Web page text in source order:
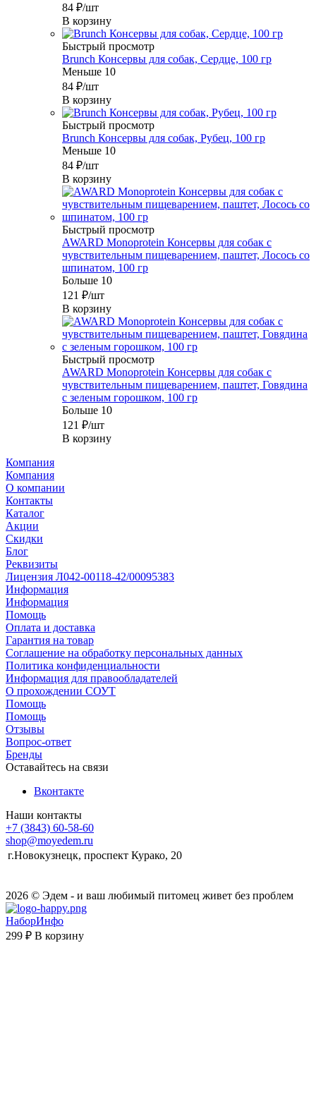
84 ₽/шт
В корзину
Быстрый просмотр
Brunch Консервы для собак, Сердце, 100 гр
Меньше 10
84 ₽/шт
В корзину
Быстрый просмотр
Brunch Консервы для собак, Рубец, 100 гр
Меньше 10
84 ₽/шт
В корзину
Быстрый просмотр
AWARD Monoprotein Консервы для собак с
чувствительным пищеварением, паштет, Лосось со
шпинатом, 100 гр
Больше 10
121 ₽/шт
В корзину
Быстрый просмотр
AWARD Monoprotein Консервы для собак с
чувствительным пищеварением, паштет, Говядина
с зеленым горошком, 100 гр
Больше 10
121 ₽/шт
В корзину
Компания
Компания
О компании
Контакты
Каталог
Акции
Скидки
Блог
Реквизиты
Лицензия Л042-00118-42/00095383
Информация
Информация
Помощь
Оплата и доставка
Гарантия на товар
Соглашение на обработку персональных данных
Политика конфиденциальности
Информация для правообладателей
О прохождении СОУТ
Помощь
Помощь
Отзывы
Вопрос-ответ
Бренды
Оставайтесь на связи
Вконтакте
Наши контакты
+7 (3843) 60-58-60
shop@moyedem.ru
г.Новокузнецк, проспект Курако, 20
2026 © Эдем - и ваш любимый питомец живет без проблем
НаборИнфо
299 ₽ В корзину